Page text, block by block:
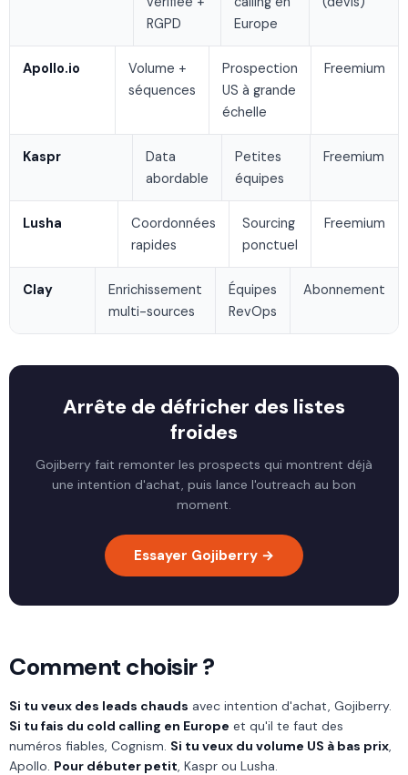
RGPD
Europe
Apollo.io
Volume +
séquences
Prospection
US à grande
échelle
Freemium
Kaspr
Data
abordable
Petites
équipes
Freemium
Lusha
Coordonnées
rapides
Sourcing
ponctuel
Freemium
Clay
Enrichissement
multi-sources
Équipes
RevOps
Abonnement
Arrête de défricher des listes
froides
Gojiberry fait remonter les prospects qui montrent déjà
une intention d'achat, puis lance l'outreach au bon
moment.
Essayer Gojiberry →
Comment choisir ?
Si tu veux des leads chauds avec intention d'achat, Gojiberry.
Si tu fais du cold calling en Europe et qu'il te faut des
numéros fiables, Cognism. Si tu veux du volume US à bas prix,
Apollo. Pour débuter petit, Kaspr ou Lusha.